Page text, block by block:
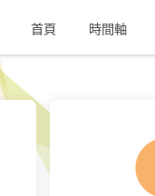
首頁 時間軸